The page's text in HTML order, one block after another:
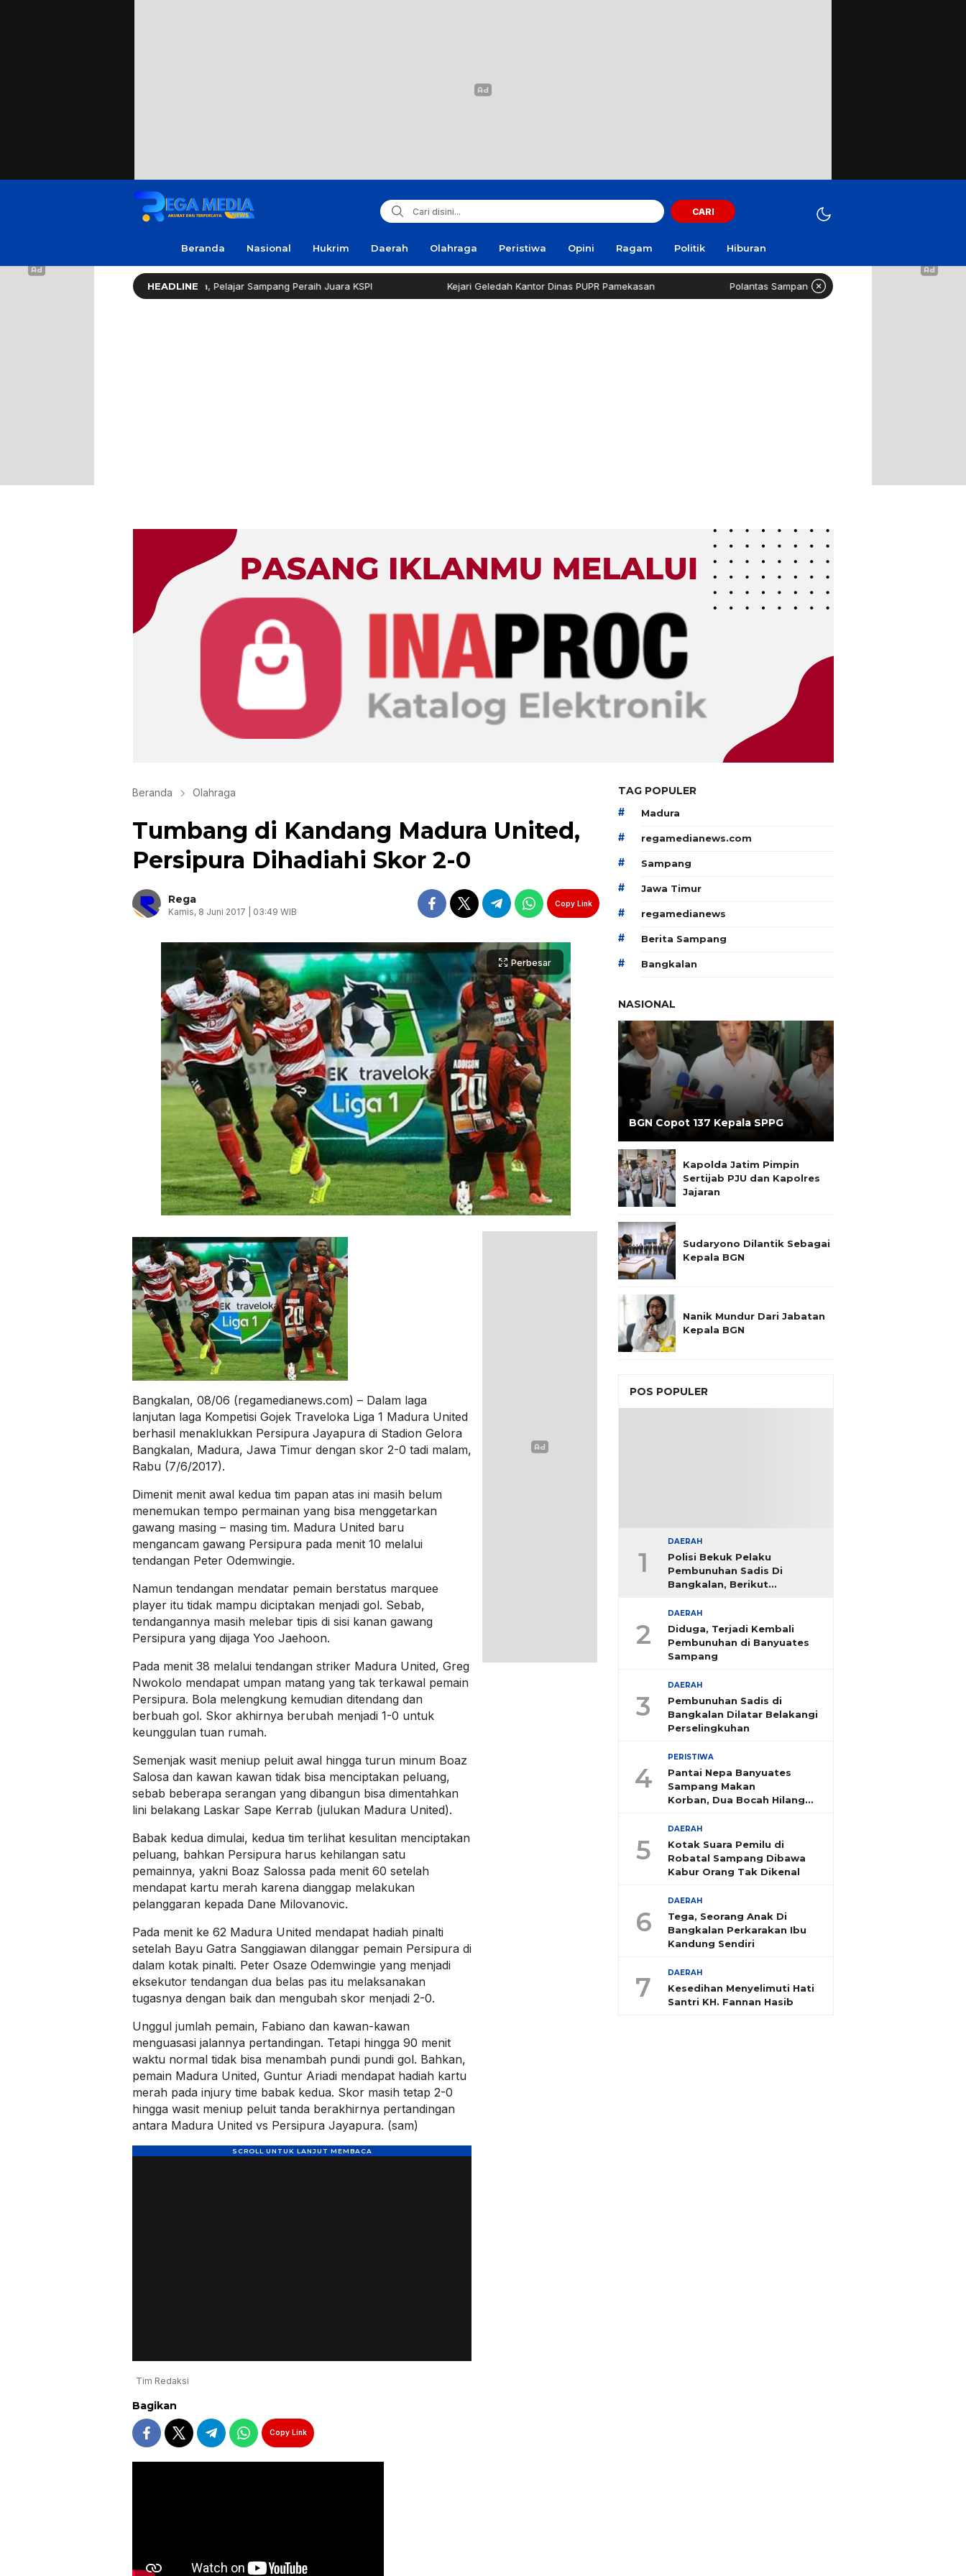
CARI
Beranda Nasional Hukrim Daerah Olahraga Peristiwa Opini Ragam Politik Hiburan
HEADLINE
Gerindra Apresiasi Amanda, Pelajar Sampang Peraih Juara KSPI Kejari Geledah Kantor Dinas PUPR Pamekasan Polantas Sampang Imbau Latihan Gerak Jalan Tak Gunakan Jalan
Beranda Olahraga
Tumbang di Kandang Madura United,
Persipura Dihadiahi Skor 2-0
Rega
Kamis, 8 Juni 2017 | 03:49 WIB
Copy Link
Perbesar
Bangkalan, 08/06 (regamedianews.com) – Dalam laga
lanjutan laga Kompetisi Gojek Traveloka Liga 1 Madura United
berhasil menaklukkan Persipura Jayapura di Stadion Gelora
Bangkalan, Madura, Jawa Timur dengan skor 2-0 tadi malam,
Rabu (7/6/2017).
Dimenit menit awal kedua tim papan atas ini masih belum
menemukan tempo permainan yang bisa menggetarkan
gawang masing – masing tim. Madura United baru
mengancam gawang Persipura pada menit 10 melalui
tendangan Peter Odemwingie.
Namun tendangan mendatar pemain berstatus marquee
player itu tidak mampu diciptakan menjadi gol. Sebab,
tendangannya masih melebar tipis di sisi kanan gawang
Persipura yang dijaga Yoo Jaehoon.
Pada menit 38 melalui tendangan striker Madura United, Greg
Nwokolo mendapat umpan matang yang tak terkawal pemain
Persipura. Bola melengkung kemudian ditendang dan
berbuah gol. Skor akhirnya berubah menjadi 1-0 untuk
keunggulan tuan rumah.
Semenjak wasit meniup peluit awal hingga turun minum Boaz
Salosa dan kawan kawan tidak bisa menciptakan peluang,
sebab beberapa serangan yang dibangun bisa dimentahkan
lini belakang Laskar Sape Kerrab (julukan Madura United).
Babak kedua dimulai, kedua tim terlihat kesulitan menciptakan
peluang, bahkan Persipura harus kehilangan satu
pemainnya, yakni Boaz Salossa pada menit 60 setelah
mendapat kartu merah karena dianggap melakukan
pelanggaran kepada Dane Milovanovic.
Pada menit ke 62 Madura United mendapat hadiah pinalti
setelah Bayu Gatra Sanggiawan dilanggar pemain Persipura di
dalam kotak pinalti. Peter Osaze Odemwingie yang menjadi
eksekutor tendangan dua belas pas itu melaksanakan
tugasnya dengan baik dan mengubah skor menjadi 2-0.
Unggul jumlah pemain, Fabiano dan kawan-kawan
menguasasi jalannya pertandingan. Tetapi hingga 90 menit
waktu normal tidak bisa menambah pundi pundi gol. Bahkan,
pemain Madura United, Guntur Ariadi mendapat hadiah kartu
merah pada injury time babak kedua. Skor masih tetap 2-0
hingga wasit meniup peluit tanda berakhirnya pertandingan
antara Madura United vs Persipura Jayapura. (sam)
Tim Redaksi
Bagikan
Copy Link
TAG POPULER
# Madura
# regamedianews.com
# Sampang
# Jawa Timur
# regamedianews
# Berita Sampang
# Bangkalan
NASIONAL
BGN Copot 137 Kepala SPPG
Kapolda Jatim Pimpin
Sertijab PJU dan Kapolres
Jajaran
Sudaryono Dilantik Sebagai
Kepala BGN
Nanik Mundur Dari Jabatan
Kepala BGN
POS POPULER
1
DAERAH
Polisi Bekuk Pelaku
Pembunuhan Sadis Di
Bangkalan, Berikut
2
DAERAH
Diduga, Terjadi Kembali
Pembunuhan di Banyuates
Sampang
3
DAERAH
Pembunuhan Sadis di
Bangkalan Dilatar Belakangi
Perselingkuhan
4
PERISTIWA
Pantai Nepa Banyuates
Sampang Makan
Korban, Dua Bocah Hilang
5
DAERAH
Kotak Suara Pemilu di
Robatal Sampang Dibawa
Kabur Orang Tak Dikenal
6
DAERAH
Tega, Seorang Anak Di
Bangkalan Perkarakan Ibu
Kandung Sendiri
7 DAERAH
Kesedihan Menyelimuti Hati
Santri KH. Fannan Hasib